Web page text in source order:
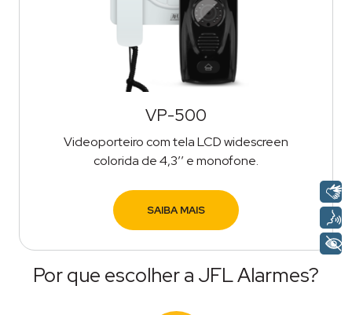
VP-500
Videoporteiro com tela LCD widescreen
colorida de 4,3’’ e monofone.
SAIBA MAIS
Por que escolher a JFL Alarmes?